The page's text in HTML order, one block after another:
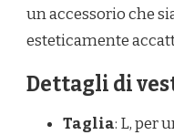
un accessorio che
esteticamente
Dettagli di
Taglia: L, per